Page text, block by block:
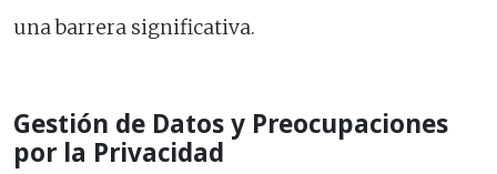
una barrera significativa.
Gestión de Datos y Preocupaciones
por la Privacidad